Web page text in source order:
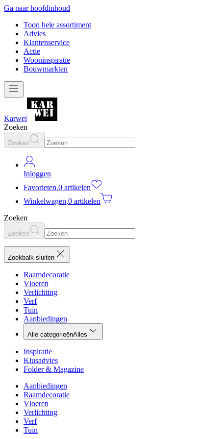
Ga naar hoofdinhoud
Toon hele assortiment
Advies
Klantenservice
Actie
Wooninspiratie
Bouwmarkten
Karwei
Zoeken
Zoeken
Inloggen
Favorieten,0 artikelen
Winkelwagen,0 artikelen
Zoeken
Zoeken
Zoekbalk sluiten
Raamdecoratie
Vloeren
Verlichting
Verf
Tuin
Aanbiedingen
Alle categorieënAlles
Inspiratie
Klusadvies
Folder & Magazine
Aanbiedingen
Raamdecoratie
Vloeren
Verlichting
Verf
Tuin